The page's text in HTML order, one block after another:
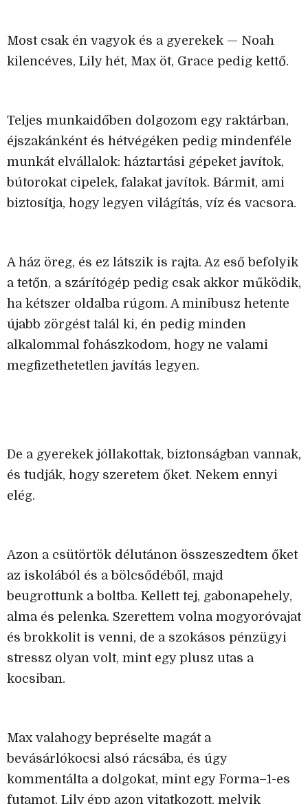
Most csak én vagyok és a gyerekek — Noah
kilencéves, Lily hét, Max öt, Grace pedig kettő.
Teljes munkaidőben dolgozom egy raktárban,
éjszakánként és hétvégéken pedig mindenféle
munkát elvállalok: háztartási gépeket javítok,
bútorokat cipelek, falakat javítok. Bármit, ami
biztosítja, hogy legyen világítás, víz és vacsora.
A ház öreg, és ez látszik is rajta. Az eső befolyik
a tetőn, a szárítógép pedig csak akkor működik,
ha kétszer oldalba rúgom. A minibusz hetente
újabb zörgést talál ki, én pedig minden
alkalommal fohászkodom, hogy ne valami
megfizethetetlen javítás legyen.
De a gyerekek jóllakottak, biztonságban vannak,
és tudják, hogy szeretem őket. Nekem ennyi
elég.
Azon a csütörtök délutánon összeszedtem őket
az iskolából és a bölcsődéből, majd
beugrottunk a boltba. Kellett tej, gabonapehely,
alma és pelenka. Szerettem volna mogyoróvajat
és brokkolit is venni, de a szokásos pénzügyi
stressz olyan volt, mint egy plusz utas a
kocsiban.
Max valahogy bepréselte magát a
bevásárlókocsi alsó rácsába, és úgy
kommentálta a dolgokat, mint egy Forma–1-es
futamot. Lily épp azon vitatkozott, melyik